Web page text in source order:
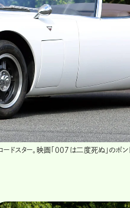
スター。映画「007は二度死ぬ」のボン